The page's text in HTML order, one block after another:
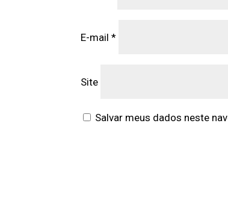
E-mail*
Site
Salvar meus dados neste